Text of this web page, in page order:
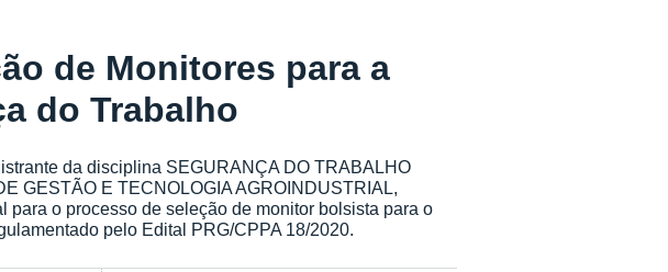
de Monitores para a
do Trabalho
da disciplina SEGURANÇA DO TRABALHO
GESTÃO E TECNOLOGIA AGROINDUSTRIAL,
o processo de seleção de monitor bolsista para o
pelo Edital PRG/CPPA 18/2020.